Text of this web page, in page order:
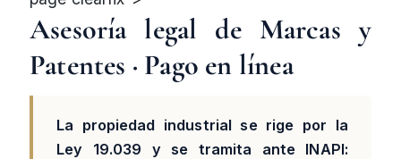
Asesoría legal de Marcas y
Patentes · Pago en línea
La propiedad industrial se rige por la
Ley 19.039 y se tramita ante INAPI: